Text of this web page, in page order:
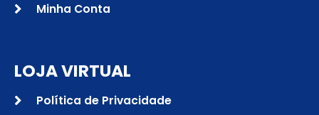
Minha Conta
LOJA VIRTUAL
Política de Privacidade